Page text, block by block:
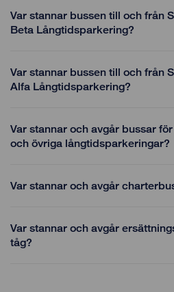
Var stannar bussen till och från
Beta Långtidsparkering?
Var stannar bussen till och från
Alfa Långtidsparkering?
Var stannar och avgår bussar
och övriga långtidsparkeringar?
Var stannar och avgår
Var stannar och avgår
tåg?